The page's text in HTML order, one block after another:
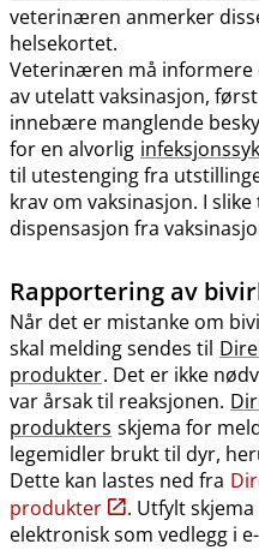
veterinæren anmerker
helsekortet.
Veterinæren må informere
av utelatt vaksinasjon,
innebære manglende
for en alvorlig
til utestenging fra
krav om vaksinasjon. I
dispensasjon fra
Rapportering av
Når det er mistanke om
skal melding sendes til
produkter. Det er ikke
var årsak til reaksjonen.
produkters skjema for
legemidler brukt til dyr,
Dette kan lastes ned fra
produkter
. Utfylt
elektronisk som vedlegg i